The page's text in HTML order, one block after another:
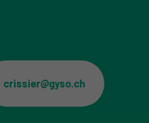
crissier@gyso.ch